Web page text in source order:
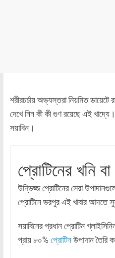
শরীরচর্চায় অভ্যস্তরা নিয়মিত ডায়েটে
দেখে নিন কী কী গুণ রয়েছে এই
সয়াবিন।
প্রোটিনের খনি বা
উদ্ভিজ্জ প্রোটিনের সেরা
প্রোটিনে ভরপুর এই খাবার আদতে
সয়াবিনের প্রধান প্রোটিন
প্রায় ৮০% প্রোটিনউপাদান তৈরি